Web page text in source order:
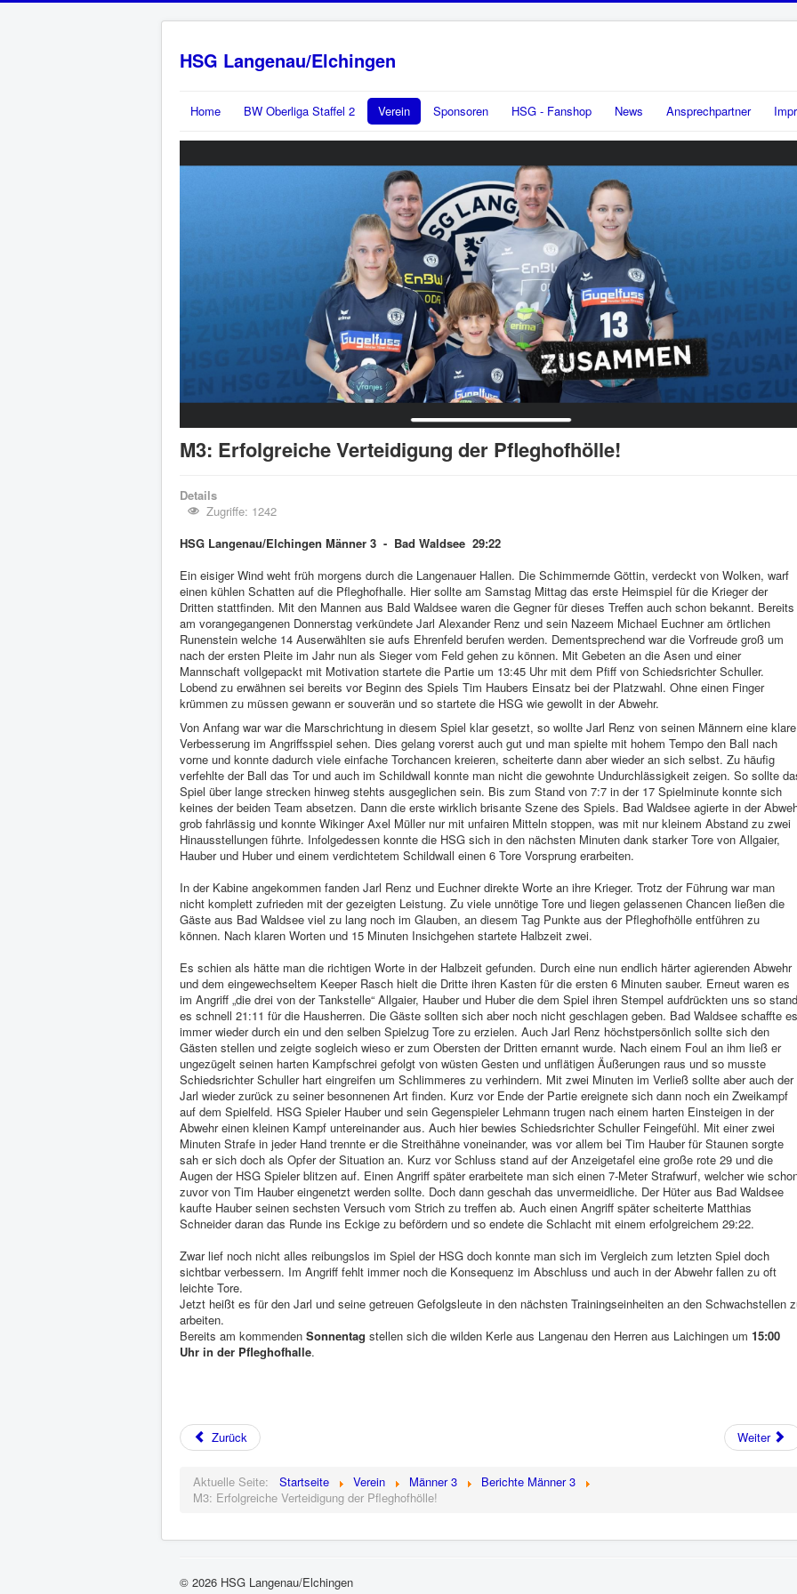
HSG Langenau/Elchingen
Home BW Oberliga Staffel 2 Verein Sponsoren HSG - Fanshop News Ansprechpartner
M3: Erfolgreiche Verteidigung der Pfleghofhölle!
Details
Zugriffe: 1242
HSG Langenau/Elchingen Männer 3 - Bad Waldsee 29:22
Ein eisiger Wind weht früh morgens durch die Langenauer Hallen. Die Schimmernde Göttin, verdeckt von Wolken, warf
einen kühlen Schatten auf die Pfleghofhalle. Hier sollte am Samstag Mittag das erste Heimspiel für die Krieger der
Dritten stattfinden. Mit den Mannen aus Bald Waldsee waren die Gegner für dieses Treffen auch schon bekannt. Bereits
am vorangegangenen Donnerstag verkündete Jarl Alexander Renz und sein Nazeem Michael Euchner am örtlichen
Runenstein welche 14 Auserwählten sie aufs Ehrenfeld berufen werden. Dementsprechend war die Vorfreude groß um
nach der ersten Pleite im Jahr nun als Sieger vom Feld gehen zu können. Mit Gebeten an die Asen und einer
Mannschaft vollgepackt mit Motivation startete die Partie um 13:45 Uhr mit dem Pfiff von Schiedsrichter Schuller.
Lobend zu erwähnen sei bereits vor Beginn des Spiels Tim Haubers Einsatz bei der Platzwahl. Ohne einen Finger
krümmen zu müssen gewann er souverän und so startete die HSG wie gewollt in der Abwehr.
Von Anfang war war die Marschrichtung in diesem Spiel klar gesetzt, so wollte Jarl Renz von seinen Männern eine klare
Verbesserung im Angriffsspiel sehen. Dies gelang vorerst auch gut und man spielte mit hohem Tempo den Ball nach
vorne und konnte dadurch viele einfache Torchancen kreieren, scheiterte dann aber wieder an sich selbst. Zu häufig
verfehlte der Ball das Tor und auch im Schildwall konnte man nicht die gewohnte Undurchlässigkeit zeigen. So sollte
Spiel über lange strecken hinweg stehts ausgeglichen sein. Bis zum Stand von 7:7 in der 17 Spielminute konnte sich
keines der beiden Team absetzen. Dann die erste wirklich brisante Szene des Spiels. Bad Waldsee agierte in der
grob fahrlässig und konnte Wikinger Axel Müller nur mit unfairen Mitteln stoppen, was mit nur kleinem Abstand zu zwei
Hinausstellungen führte. Infolgedessen konnte die HSG sich in den nächsten Minuten dank starker Tore von Allgaier,
Hauber und Huber und einem verdichtetem Schildwall einen 6 Tore Vorsprung erarbeiten.
In der Kabine angekommen fanden Jarl Renz und Euchner direkte Worte an ihre Krieger. Trotz der Führung war man
nicht komplett zufrieden mit der gezeigten Leistung. Zu viele unnötige Tore und liegen gelassenen Chancen ließen die
Gäste aus Bad Waldsee viel zu lang noch im Glauben, an diesem Tag Punkte aus der Pfleghofhölle entführen zu
können. Nach klaren Worten und 15 Minuten Insichgehen startete Halbzeit zwei.
Es schien als hätte man die richtigen Worte in der Halbzeit gefunden. Durch eine nun endlich härter agierenden Abwehr
und dem eingewechseltem Keeper Rasch hielt die Dritte ihren Kasten für die ersten 6 Minuten sauber. Erneut waren es
im Angriff „die drei von der Tankstelle“ Allgaier, Hauber und Huber die dem Spiel ihren Stempel aufdrückten uns so stand
es schnell 21:11 für die Hausherren. Die Gäste sollten sich aber noch nicht geschlagen geben. Bad Waldsee schaffte es
immer wieder durch ein und den selben Spielzug Tore zu erzielen. Auch Jarl Renz höchstpersönlich sollte sich den
Gästen stellen und zeigte sogleich wieso er zum Obersten der Dritten ernannt wurde. Nach einem Foul an ihm ließ er
ungezügelt seinen harten Kampfschrei gefolgt von wüsten Gesten und unflätigen Äußerungen raus und so musste
Schiedsrichter Schuller hart eingreifen um Schlimmeres zu verhindern. Mit zwei Minuten im Verließ sollte aber auch der
Jarl wieder zurück zu seiner besonnenen Art finden. Kurz vor Ende der Partie ereignete sich dann noch ein Zweikampf
auf dem Spielfeld. HSG Spieler Hauber und sein Gegenspieler Lehmann trugen nach einem harten Einsteigen in der
Abwehr einen kleinen Kampf untereinander aus. Auch hier bewies Schiedsrichter Schuller Feingefühl. Mit einer zwei
Minuten Strafe in jeder Hand trennte er die Streithähne voneinander, was vor allem bei Tim Hauber für Staunen sorgte
sah er sich doch als Opfer der Situation an. Kurz vor Schluss stand auf der Anzeigetafel eine große rote 29 und die
Augen der HSG Spieler blitzen auf. Einen Angriff später erarbeitete man sich einen 7-Meter Strafwurf, welcher wie
zuvor von Tim Hauber eingenetzt werden sollte. Doch dann geschah das unvermeidliche. Der Hüter aus Bad Waldsee
kaufte Hauber seinen sechsten Versuch vom Strich zu treffen ab. Auch einen Angriff später scheiterte Matthias
Schneider daran das Runde ins Eckige zu befördern und so endete die Schlacht mit einem erfolgreichem 29:22.
Zwar lief noch nicht alles reibungslos im Spiel der HSG doch konnte man sich im Vergleich zum letzten Spiel doch
sichtbar verbessern. Im Angriff fehlt immer noch die Konsequenz im Abschluss und auch in der Abwehr fallen zu oft
leichte Tore.
Jetzt heißt es für den Jarl und seine getreuen Gefolgsleute in den nächsten Trainingseinheiten an den Schwachstellen
arbeiten.
Bereits am kommenden Sonnentag stellen sich die wilden Kerle aus Langenau den Herren aus Laichingen um 15:00
Uhr in der Pfleghofhalle.
Zurück Weiter
Aktuelle Seite: Startseite Verein Männer 3
Berichte Männer 3
M3: Erfolgreiche Verteidigung der Pfleghofhölle!
© 2026 HSG Langenau/Elchingen